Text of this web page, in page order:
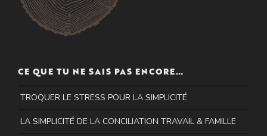
CE QUE TU NE SAIS PAS ENCORE…
TROQUER LE STRESS POUR LA SIMPLICITÉ
LA SIMPLICITÉ DE LA CONCILIATION TRAVAIL & FAMILLE